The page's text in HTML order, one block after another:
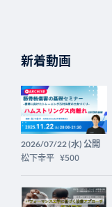
新着動画
2026/07/22 (水) 公開
松下幸平 ¥500